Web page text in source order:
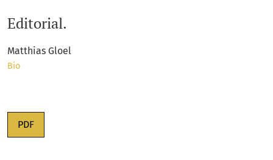
Editorial.
Matthias Gloel
Bio
PDF